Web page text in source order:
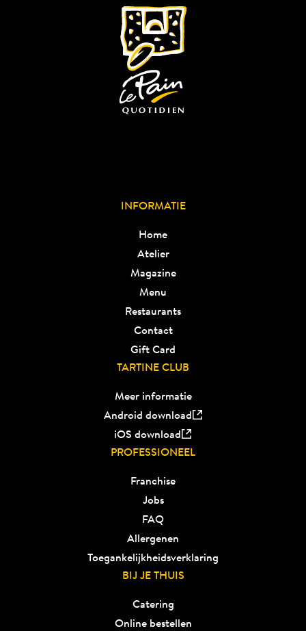
INFORMATIE
Home
Atelier
Magazine
Menu
Restaurants
Contact
Gift Card
TARTINE CLUB
Meer informatie
Android download
iOS download
PROFESSIONEEL
Franchise
Jobs
FAQ
Allergenen
Toegankelijkheidsverklaring
BIJ JE THUIS
Catering
Online bestellen